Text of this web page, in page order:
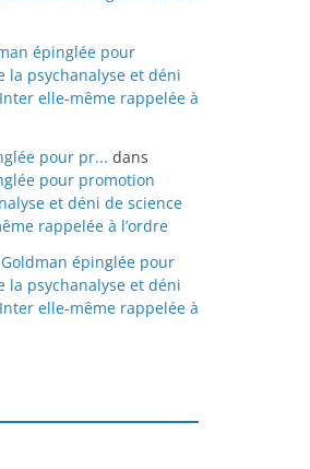
épinglée pour
psychanalyse et déni
elle-même rappelée à
pour pr... dans
pour promotion
et déni de science
rappelée à l’ordre
épinglée pour
psychanalyse et déni
elle-même rappelée à